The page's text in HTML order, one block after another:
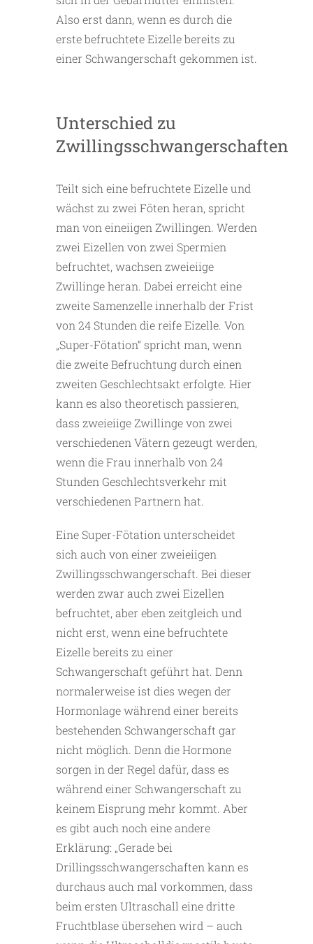
Also erst dann, wenn es durch die
erste befruchtete Eizelle bereits zu
einer Schwangerschaft gekommen ist.
Unterschied zu
Zwillingsschwangerschaften
Teilt sich eine befruchtete Eizelle und
wächst zu zwei Föten heran, spricht
man von eineiigen Zwillingen. Werden
zwei Eizellen von zwei Spermien
befruchtet, wachsen zweieiige
Zwillinge heran. Dabei erreicht eine
zweite Samenzelle innerhalb der Frist
von 24 Stunden die reife Eizelle. Von
„Super-Fötation“ spricht man, wenn
die zweite Befruchtung durch einen
zweiten Geschlechtsakt erfolgte. Hier
kann es also theoretisch passieren,
dass zweieiige Zwillinge von zwei
verschiedenen Vätern gezeugt werden,
wenn die Frau innerhalb von 24
Stunden Geschlechtsverkehr mit
verschiedenen Partnern hat.
Eine Super-Fötation unterscheidet
sich auch von einer zweieiigen
Zwillingsschwangerschaft. Bei dieser
werden zwar auch zwei Eizellen
befruchtet, aber eben zeitgleich und
nicht erst, wenn eine befruchtete
Eizelle bereits zu einer
Schwangerschaft geführt hat. Denn
normalerweise ist dies wegen der
Hormonlage während einer bereits
bestehenden Schwangerschaft gar
nicht möglich. Denn die Hormone
sorgen in der Regel dafür, dass es
während einer Schwangerschaft zu
keinem Eisprung mehr kommt. Aber
es gibt auch noch eine andere
Erklärung: „Gerade bei
Drillingsschwangerschaften kann es
durchaus auch mal vorkommen, dass
beim ersten Ultraschall eine dritte
Fruchtblase übersehen wird – auch